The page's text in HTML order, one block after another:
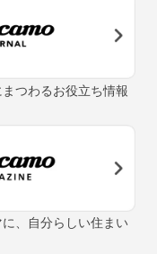
つわるお役立ち情報
に、自分らしい住まい